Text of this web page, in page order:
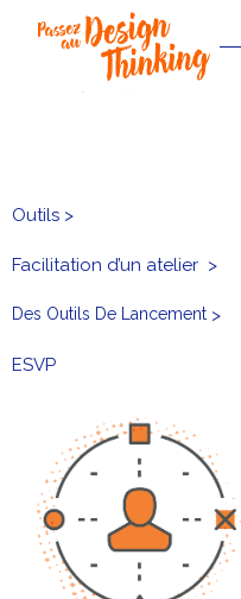
.truncate { white-space:
Outils >
Facilitation d’un atelier >
Des Outils De Lancement >
ESVP